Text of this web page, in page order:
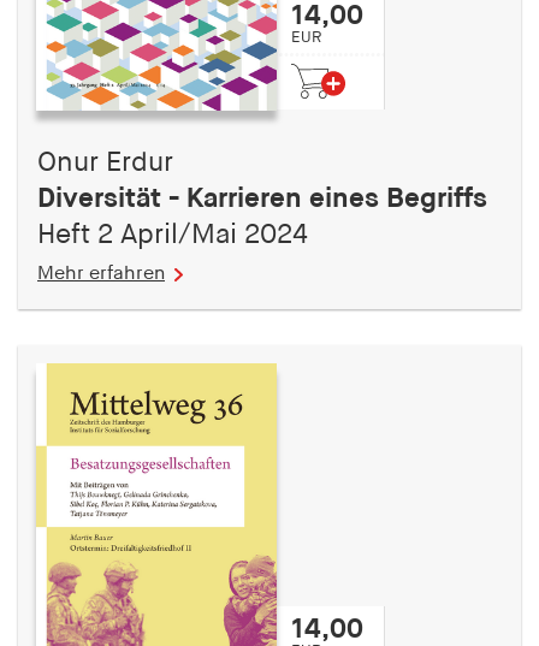
14,00
EUR
Onur Erdur
Diversität - Karrieren eines Begriffs
Heft 2 April/Mai 2024
Mehr erfahren
14,00